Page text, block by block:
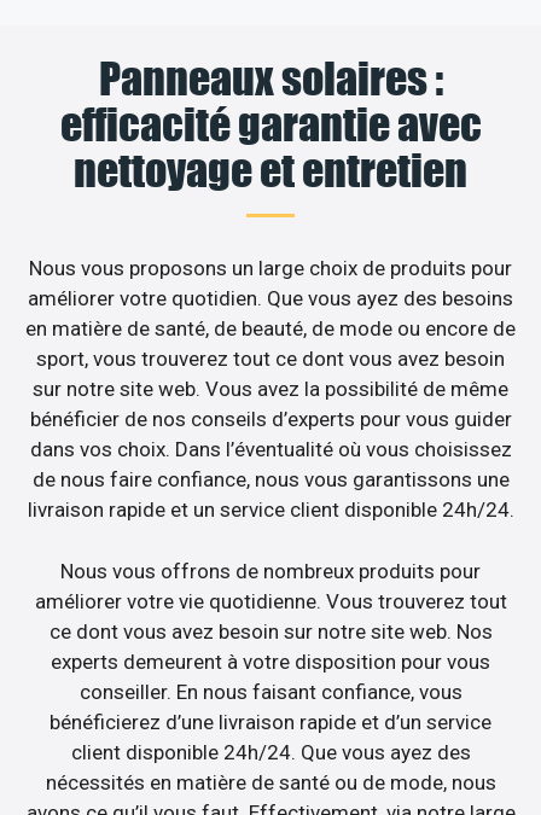
Panneaux solaires :
efficacité garantie avec
nettoyage et entretien
Nous vous proposons un large choix de produits pour
améliorer votre quotidien. Que vous ayez des besoins
en matière de santé, de beauté, de mode ou encore de
sport, vous trouverez tout ce dont vous avez besoin
sur notre site web. Vous avez la possibilité de même
bénéficier de nos conseils d’experts pour vous guider
dans vos choix. Dans l’éventualité où vous choisissez
de nous faire confiance, nous vous garantissons une
livraison rapide et un service client disponible 24h/24.
Nous vous offrons de nombreux produits pour
améliorer votre vie quotidienne. Vous trouverez tout
ce dont vous avez besoin sur notre site web. Nos
experts demeurent à votre disposition pour vous
conseiller. En nous faisant confiance, vous
bénéficierez d’une livraison rapide et d’un service
client disponible 24h/24. Que vous ayez des
nécessités en matière de santé ou de mode, nous